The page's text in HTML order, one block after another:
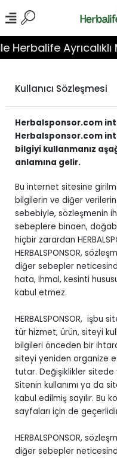
Ayrıcalıklı
Kullanıcı Sözleşmesi
Herbalsponsor.com
Herbalsponsor.com
bilgiyi kullanmanız
anlamına gelir.
Bu internet sitesine
bilgilerin ve diğer verilerin
sebebiyle, sözleşmenin
sebeplere binaen,
hiçbir zarardan
HERBALSPONSOR,
diğer sebepler
hata, ihmal, kesinti
kabul etmez.
HERBALSPONSOR, işbu
tür hizmet, ürün, siteyi
bilgileri önceden bir
siteyi yeniden organize
tutar. Değişiklikler sitede
Sitenin kullanımı ya da
kabul edilmiş sayılır. Bu
sayfaları için de
HERBALSPONSOR,
diğer sebepler